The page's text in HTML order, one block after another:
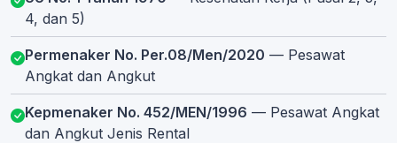
4, dan 5)
Permenaker No. Per.08/Men/2020 — Pesawat
Angkat dan Angkut
Kepmenaker No. 452/MEN/1996 — Pesawat Angkat
dan Angkut Jenis Rental